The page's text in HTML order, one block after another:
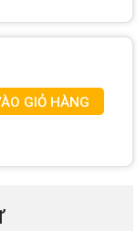
GIỎ HÀNG